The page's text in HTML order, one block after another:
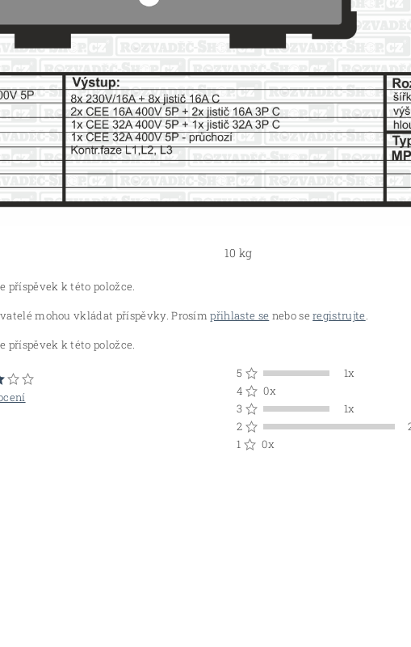
10 kg
příspěvek k této položce.
mohou vkládat příspěvky. Prosímpřihlaste se nebo seregistrujte.
příspěvek k této položce.
5
1x
4
0x
3
1x
2
1
0x